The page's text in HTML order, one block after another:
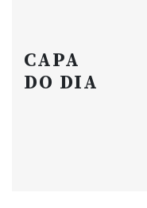
CAPA
DO DIA